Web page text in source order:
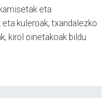
eta
kuleroak, txandalezko
kirol oinetakoak bildu